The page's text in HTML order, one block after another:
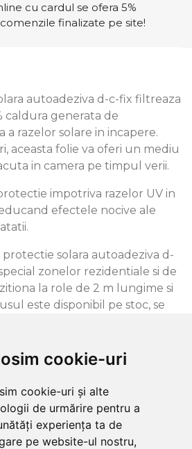
cookie-uri
cookie-uri și alte
de urmărire pentru a
experiența ta de
pe website-ul nostru,
cu cardul se ofera 5%
finalizate pe site!
autoadeziva d-c-fix filtreaza
caldura generata de
razelor solare in incapere.
aceasta folie va oferi un mediu
in camera pe timpul verii.
impotriva razelor UV in
efectele nocive ale
solara autoadeziva d-
zonelor rezidentiale si de
la role de 2 m lungime si
este disponibil pe stoc, se
si se livreaza impreuna cu un
de montaj.
radiatiei UV
generata de radiatia